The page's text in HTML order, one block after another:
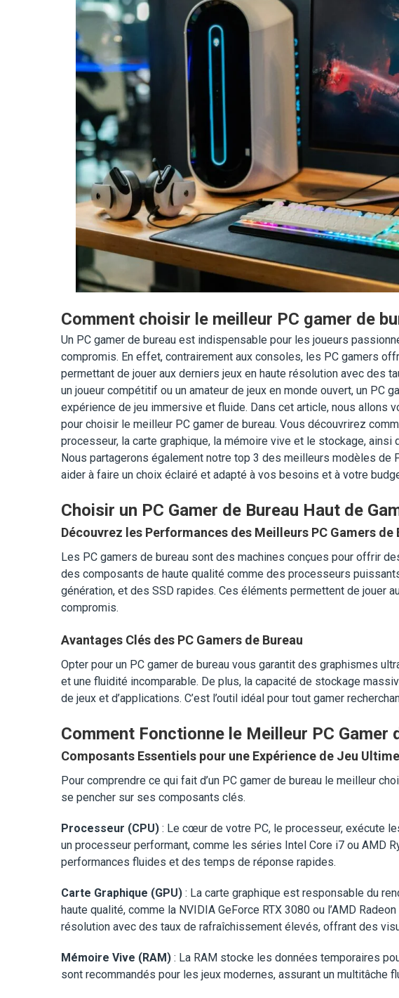
Comment choisir le meilleur PC gamer de
Un PC gamer de bureau est indispensable pour les joueurs
compromis. En effet, contrairement aux consoles, les PC gamers
permettant de jouer aux derniers jeux en haute résolution avec des
un joueur compétitif ou un amateur de jeux en monde ouvert, un PC
expérience de jeu immersive et fluide. Dans cet article, nous allons
pour choisir le meilleur PC gamer de bureau. Vous découvrirez
processeur, la carte graphique, la mémoire vive et le stockage, ainsi
Nous partagerons également notre top 3 des meilleurs modèles de
aider à faire un choix éclairé et adapté à vos besoins et à votre
Choisir un PC Gamer de Bureau Haut de
Découvrez les Performances des Meilleurs PC Gamers de
Les PC gamers de bureau sont des machines conçues pour offrir
des composants de haute qualité comme des processeurs
génération, et des SSD rapides. Ces éléments permettent de jouer
compromis.
Avantages Clés des PC Gamers de Bureau
Opter pour un PC gamer de bureau vous garantit des graphismes
et une fluidité incomparable. De plus, la capacité de stockage
de jeux et d’applications. C’est l’outil idéal pour tout gamer
Comment Fonctionne le Meilleur PC Gamer
Composants Essentiels pour une Expérience de Jeu Ultime
Pour comprendre ce qui fait d’un PC gamer de bureau le meilleur
se pencher sur ses composants clés.
Processeur (CPU) : Le cœur de votre PC, le processeur, exécute
un processeur performant, comme les séries Intel Core i7 ou AMD
performances fluides et des temps de réponse rapides.
Carte Graphique (GPU) : La carte graphique est responsable du
haute qualité, comme la NVIDIA GeForce RTX 3080 ou l’AMD
résolution avec des taux de rafraîchissement élevés, offrant des
Mémoire Vive (RAM) : La RAM stocke les données temporaires
sont recommandés pour les jeux modernes, assurant un multitâche